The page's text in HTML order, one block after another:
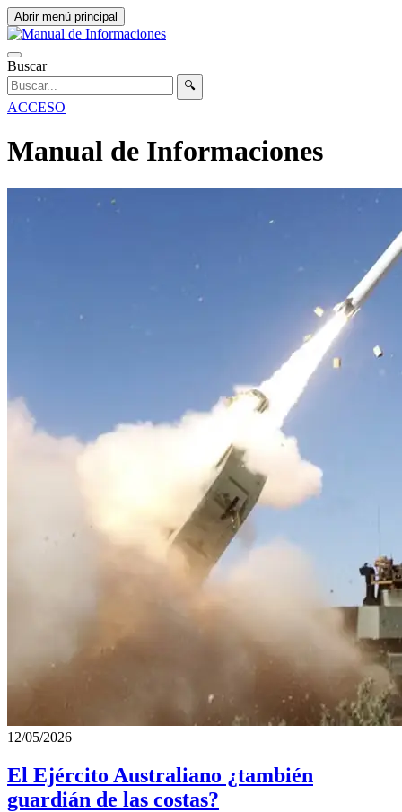
Abrir menú principal
Buscar
🔍
ACCESO
Manual de Informaciones
12/05/2026
El Ejército Australiano ¿también
guardián de las costas?